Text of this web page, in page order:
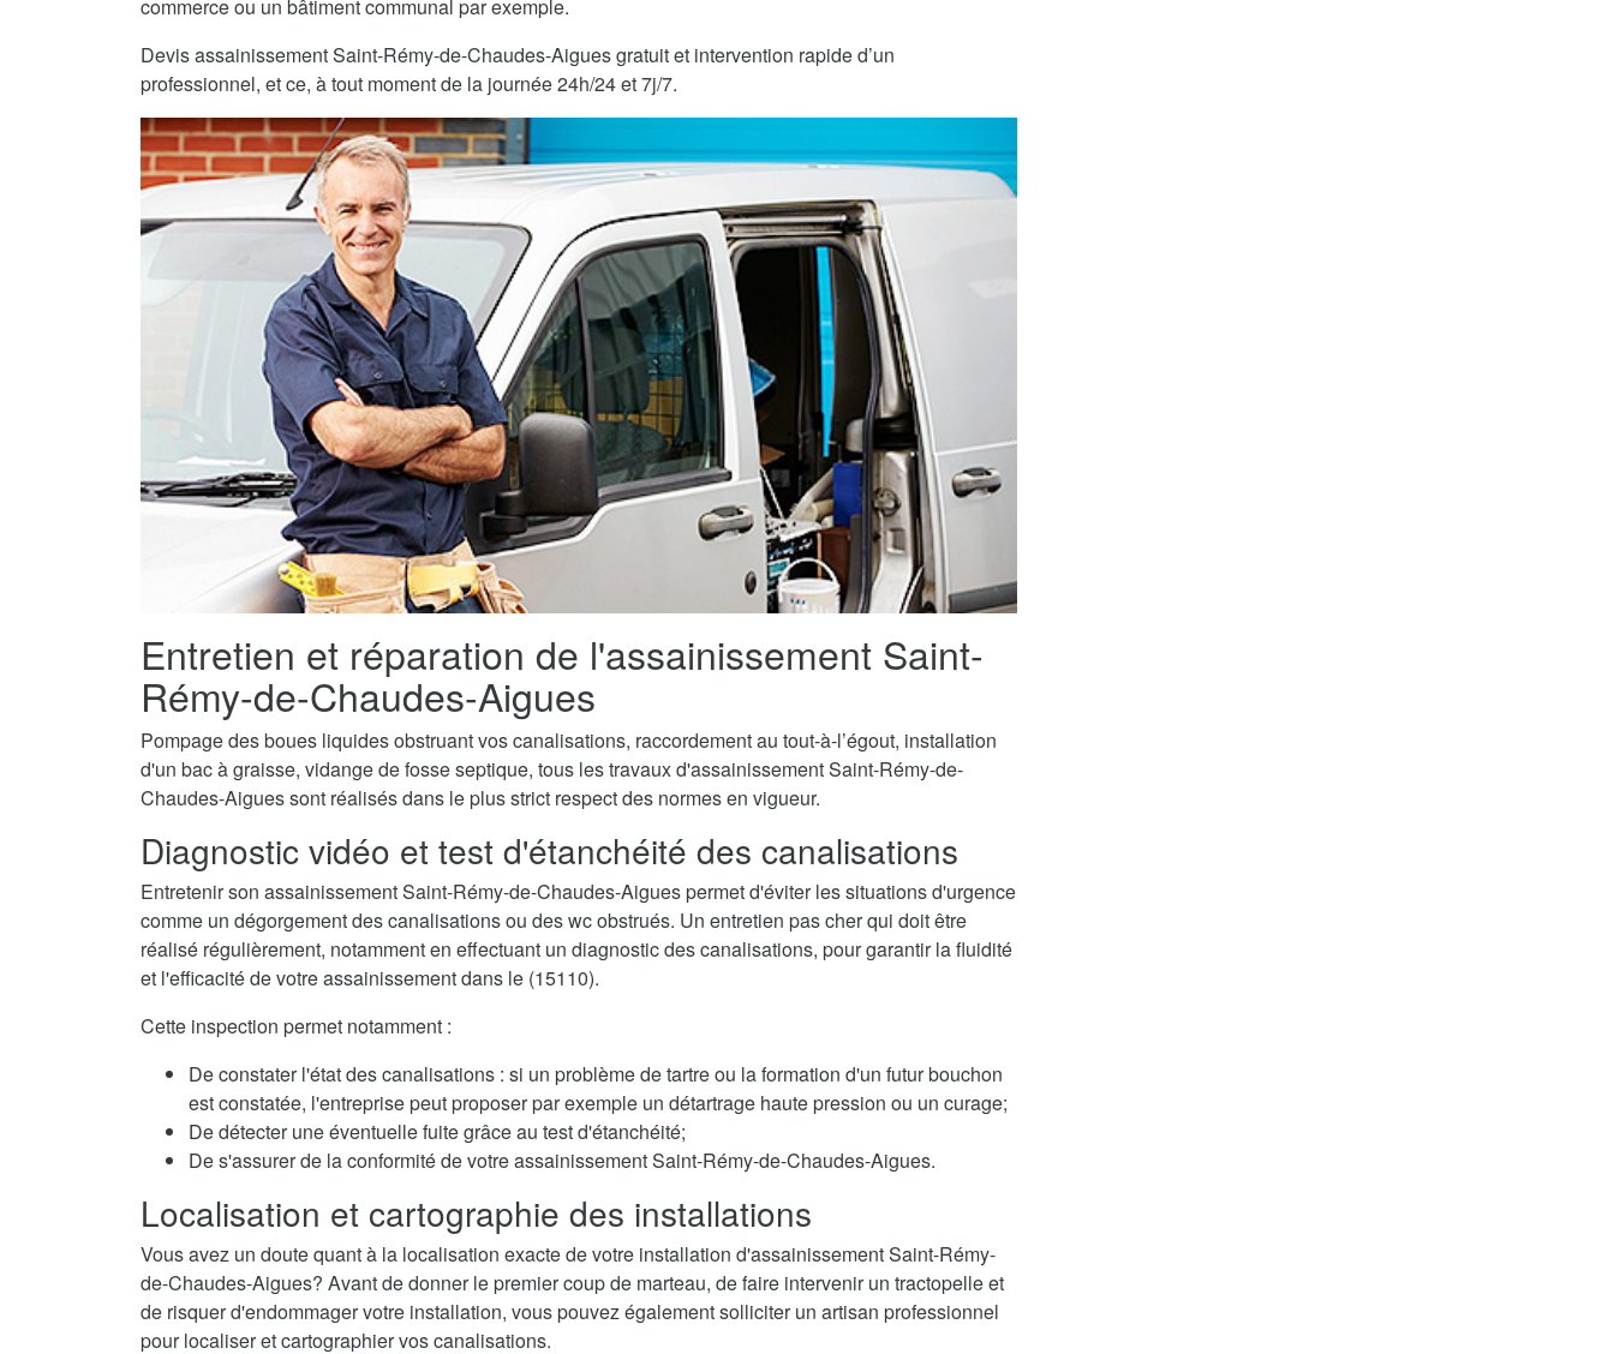
commerce ou un bâtiment communal par exemple.
Devis assainissement Saint-Rémy-de-Chaudes-Aigues gratuit et intervention rapide d’un
professionnel, et ce, à tout moment de la journée 24h/24 et 7j/7.
Entretien et réparation de l'assainissement Saint-
Rémy-de-Chaudes-Aigues
Pompage des boues liquides obstruant vos canalisations, raccordement au tout-à-l’égout, installation
d'un bac à graisse, vidange de fosse septique, tous les travaux d'assainissement Saint-Rémy-de-
Chaudes-Aigues sont réalisés dans le plus strict respect des normes en vigueur.
Diagnostic vidéo et test d'étanchéité des canalisations
Entretenir son assainissement Saint-Rémy-de-Chaudes-Aigues permet d'éviter les situations d'urgence
comme un dégorgement des canalisations ou des wc obstrués. Un entretien pas cher qui doit être
réalisé régulièrement, notamment en effectuant un diagnostic des canalisations, pour garantir la fluidité
et l'efficacité de votre assainissement dans le (15110).
Cette inspection permet notamment :
De constater l'état des canalisations : si un problème de tartre ou la formation d'un futur bouchon
est constatée, l'entreprise peut proposer par exemple un détartrage haute pression ou un curage;
De détecter une éventuelle fuite grâce au test d'étanchéité;
De s'assurer de la conformité de votre assainissement Saint-Rémy-de-Chaudes-Aigues.
Localisation et cartographie des installations
Vous avez un doute quant à la localisation exacte de votre installation d'assainissement Saint-Rémy-
de-Chaudes-Aigues? Avant de donner le premier coup de marteau, de faire intervenir un tractopelle et
de risquer d'endommager votre installation, vous pouvez également solliciter un artisan professionnel
pour localiser et cartographier vos canalisations.